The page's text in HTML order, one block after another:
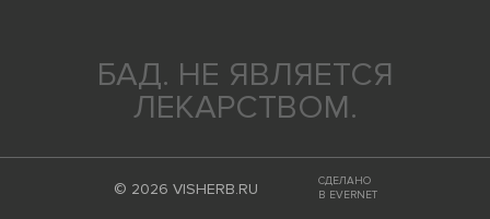
БАД. НЕ ЯВЛЯЕТСЯ
ЛЕКАРСТВОМ.
© 2026 VISHERB.RU
СДЕЛАНО
В EVERNET